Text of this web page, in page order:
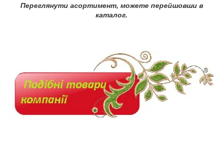
Переглянути асортимент, можете перейшовши в
каталог.